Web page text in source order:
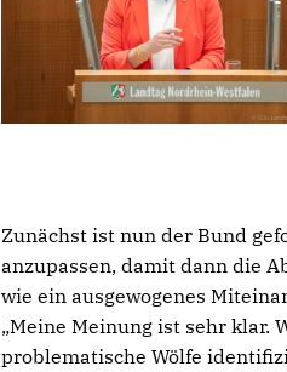
Zunächst ist nun der Bund
anzupassen, damit dann die
wie ein ausgewogenes
Meine Meinung ist sehr klar.
problematische Wölfe